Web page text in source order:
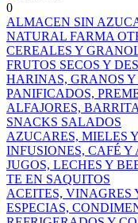
0
ALMACEN SIN
NATURAL FARMA
CEREALES Y
FRUTOS SECOS Y
HARINAS, GRANOS
PANIFICADOS,
ALFAJORES,
SNACKS SALADOS
AZUCARES, MIELES
INFUSIONES, CAFÉ Y
JUGOS, LECHES Y
TE EN SAQUITOS
ACEITES, VINAGRES
ESPECIAS,